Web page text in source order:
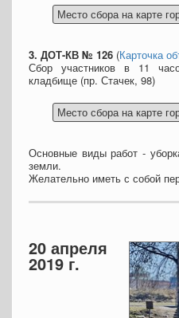
3. ДОТ-КВ № 126 (Карточка
Сбор участников в 11
кладбище (пр. Стачек, 98)
Основные виды работ -
земли.
Желательно иметь с собой
20 апреля
2019 г.